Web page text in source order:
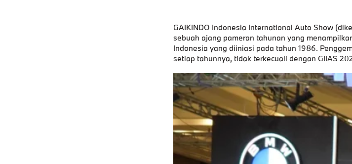
GAIKINDO Indonesia International Auto Show
sebuah ajang pameran tahunan yang
Indonesia yang diiniasi pada tahun 1986.
setiap tahunnya, tidak terkecuali dengan GIIAS